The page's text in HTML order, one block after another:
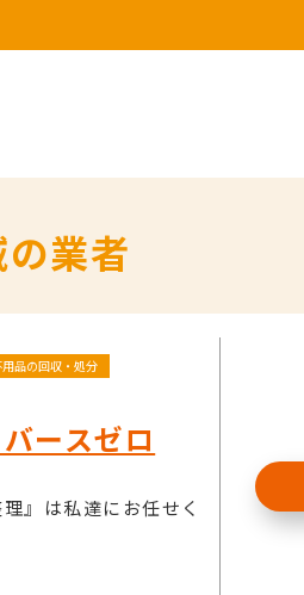
業者
用品の回収・処分
ースゼロ
』は私達にお任せく